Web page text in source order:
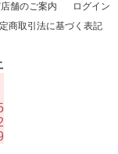
舗のご案内 ログイン
商取引法に基づく表記